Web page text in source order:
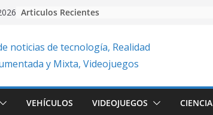
Articulos Recientes
VEHÍCULOS VIDEOJUEGOS CIENCIA